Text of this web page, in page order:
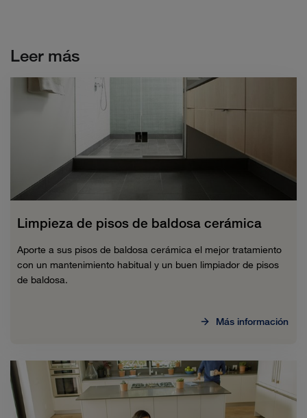
Leer más
Limpieza de pisos de baldosa cerámica
Aporte a sus pisos de baldosa cerámica el mejor tratamiento
con un mantenimiento habitual y un buen limpiador de pisos
de baldosa.
Más información